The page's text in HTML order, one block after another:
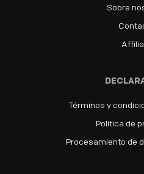
Sobre
Términos y
Política de
Procesamiento de